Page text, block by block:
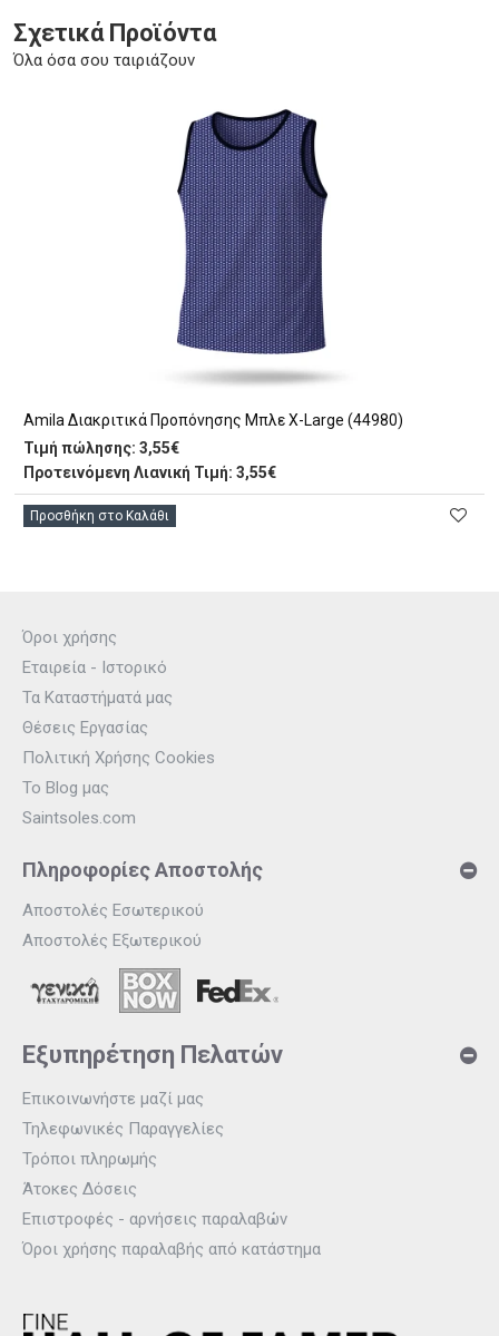
Σχετικά Προϊόντα
Όλα όσα σου ταιριάζουν
Amila Διακριτικά Προπόνησης Μπλε X-Large (44980)
Τιμή πώλησης: 3,55€
Προτεινόμενη Λιανική Τιμή: 3,55€
Προσθήκη στο Καλάθι
Όροι χρήσης
Εταιρεία - Ιστορικό
Τα Καταστήματά μας
Θέσεις Εργασίας
Πολιτική Χρήσης Cookies
Το Blog μας
Saintsoles.com
Πληροφορίες Αποστολής
Αποστολές Εσωτερικού
Αποστολές Εξωτερικού
Εξυπηρέτηση Πελατών
Επικοινωνήστε μαζί μας
Τηλεφωνικές Παραγγελίες
Τρόποι πληρωμής
Άτοκες Δόσεις
Επιστροφές - αρνήσεις παραλαβών
Όροι χρήσης παραλαβής από κατάστημα